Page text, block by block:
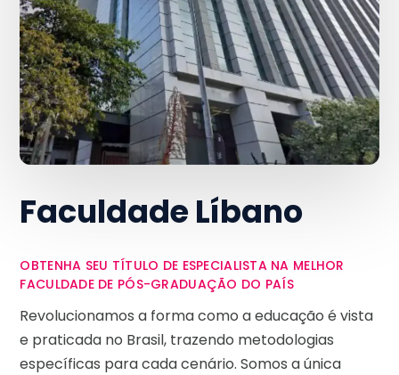
Faculdade Líbano
OBTENHA SEU TÍTULO DE ESPECIALISTA NA MELHOR
FACULDADE DE PÓS-GRADUAÇÃO DO PAÍS
Revolucionamos a forma como a educação é vista
e praticada no Brasil, trazendo metodologias
específicas para cada cenário. Somos a única